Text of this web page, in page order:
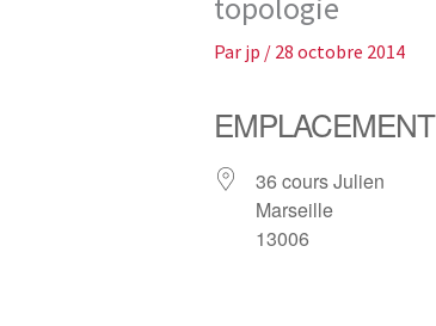
topologie
Par jp / 28 octobre 2014
EMPLACEMENT
36 cours Julien
Marseille
13006